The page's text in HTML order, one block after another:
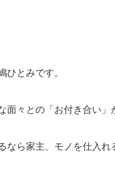
ひとみです。
々との「お付き合い」
なら家主、モノを仕入れ